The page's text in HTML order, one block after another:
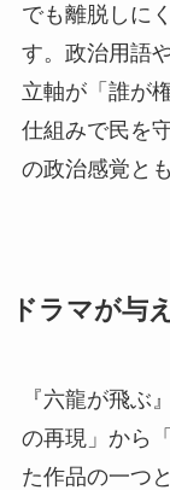
でも離脱しに
す。政治用語
立軸が「誰が
仕組みで民を
の政治感覚と
ドラマが与
『六龍が飛ぶ
の再現」から
た作品の一つ